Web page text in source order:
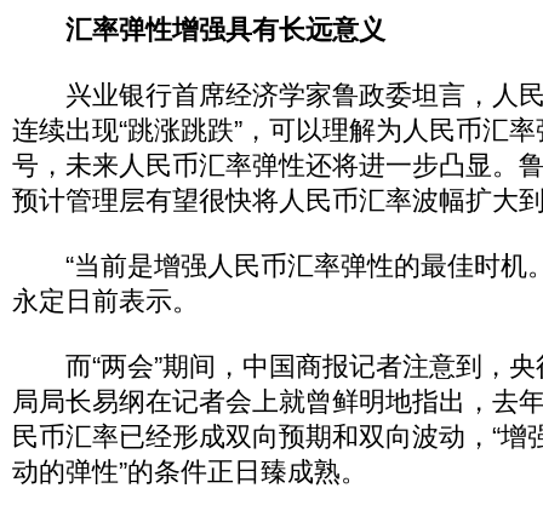
汇率弹性增强具有长远意义
兴业银行首席经济学家鲁政委坦言，人
连续出现“跳涨跳跌”，可以理解为人民币汇
号，未来人民币汇率弹性还将进一步凸显。
预计管理层有望很快将人民币汇率波幅扩大
“当前是增强人民币汇率弹性的最佳时机
永定日前表示。
而“两会”期间，中国商报记者注意到，央
局局长易纲在记者会上就曾鲜明地指出，去
民币汇率已经形成双向预期和双向波动，“增
动的弹性”的条件正日臻成熟。